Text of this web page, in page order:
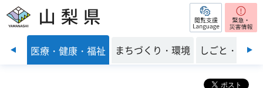
山梨県 閲覧支援
て 医療・健康・福祉 まちづくり・環境 しごと・産業